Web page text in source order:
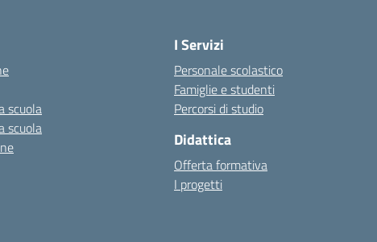
scuola
scuola
I Servizi
Personale scolastico
Famiglie e studenti
Percorsi di studio
Didattica
Offerta formativa
I progetti